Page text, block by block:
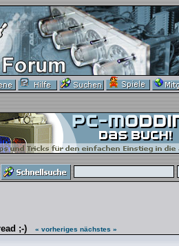
;-)
« vorheriges nächstes »